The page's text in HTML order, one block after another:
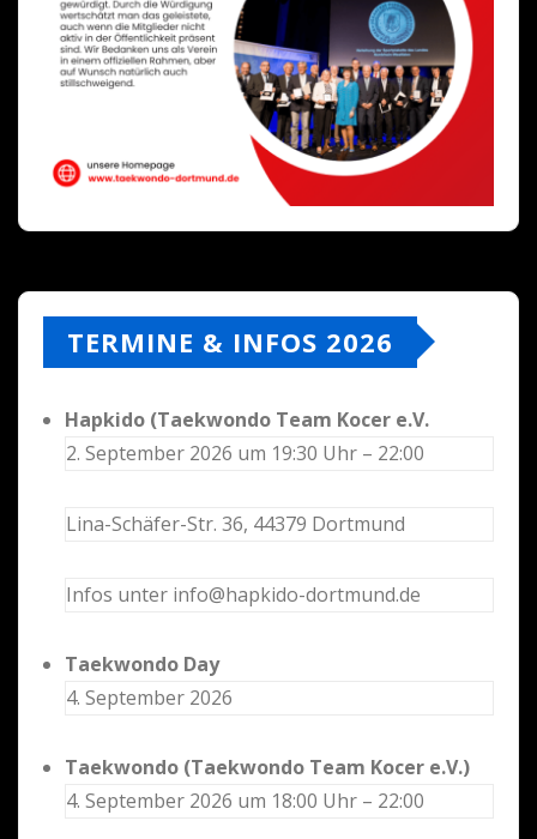
TERMINE & INFOS 2026
Hapkido (Taekwondo Team Kocer e.V.
2. September 2026 um 19:30 Uhr – 22:00
Lina-Schäfer-Str. 36, 44379 Dortmund
Infos unter info@hapkido-dortmund.de
Taekwondo Day
4. September 2026
Taekwondo (Taekwondo Team Kocer e.V.)
4. September 2026 um 18:00 Uhr – 22:00